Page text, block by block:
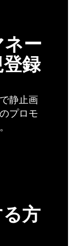
ー
録
静止画
プロモ
方